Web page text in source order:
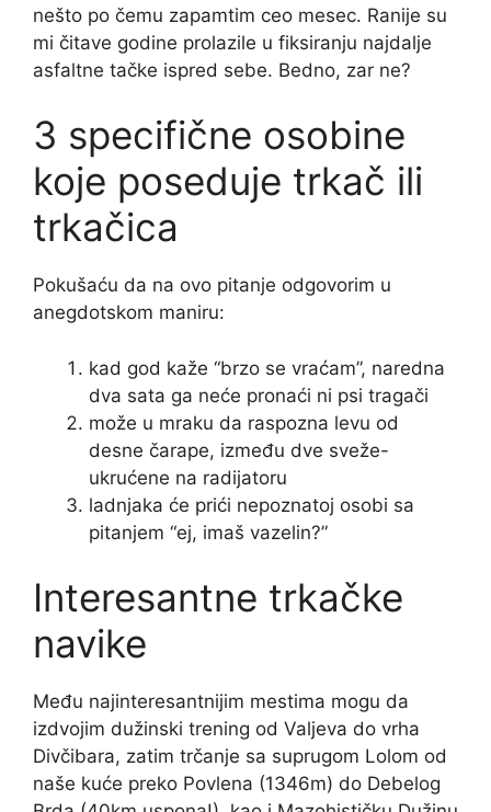
nešto po čemu zapamtim ceo mesec. Ranije su
mi čitave godine prolazile u fiksiranju najdalje
asfaltne tačke ispred sebe. Bedno, zar ne?
3 specifične osobine
koje poseduje trkač ili
trkačica
Pokušaću da na ovo pitanje odgovorim u
anegdotskom maniru:
kad god kaže “brzo se vraćam”, naredna
dva sata ga neće pronaći ni psi tragači
može u mraku da raspozna levu od
desne čarape, između dve sveže-
ukrućene na radijatoru
ladnjaka će prići nepoznatoj osobi sa
pitanjem “ej, imaš vazelin?”
Interesantne trkačke
navike
Među najinteresantnijim mestima mogu da
izdvojim dužinski trening od Valjeva do vrha
Divčibara, zatim trčanje sa suprugom Lolom od
naše kuće preko Povlena (1346m) do Debelog